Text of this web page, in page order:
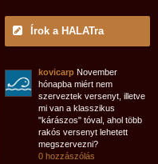
Írok a HALATra
kovicarp November
hónapba miért nem
szerveztek versenyt, illetve
mi van a klasszikus
"kárászos" tóval, ahol több
rakós versenyt lehetett
megszervezni?
0 hozzászólás